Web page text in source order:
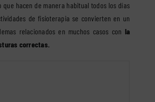
hacen de manera habitual todos los días
de fisioterapia se convierten en un
relacionados en muchos casos con la
correctas.